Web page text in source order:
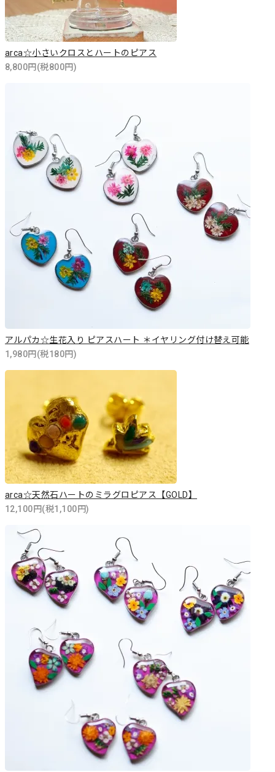
arca☆小さいクロスとハートのピアス
8,800円(税800円)
アルパカ☆生花入り ピアスハート ＊イヤリング付け替え可能
1,980円(税180円)
arca☆天然石ハートのミラグロピアス【GOLD】
12,100円(税1,100円)